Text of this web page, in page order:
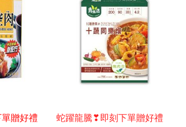
贈好禮
蛇躍龍騰❣即刻下單贈好禮